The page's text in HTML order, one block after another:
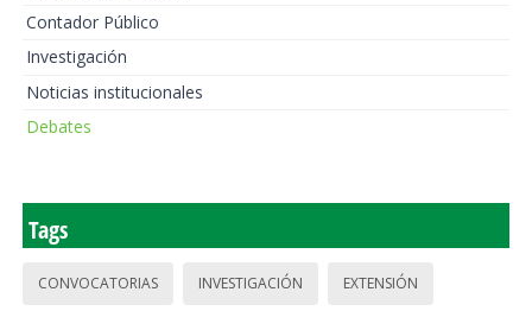
Contador Público
Investigación
Noticias institucionales
Debates
Tags
CONVOCATORIAS INVESTIGACIÓN EXTENSIÓN